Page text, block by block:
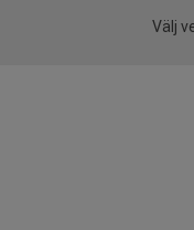
Välj